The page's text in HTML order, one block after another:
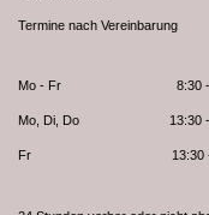
Termine nach Vereinbarung
Mo - Fr 8:30 -
Mo, Di, Do 13:30 -
Fr 13:30 -